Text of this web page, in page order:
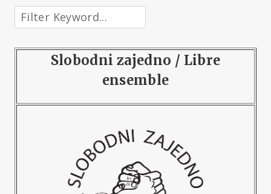
Slobodni zajedno / Libre
ensemble